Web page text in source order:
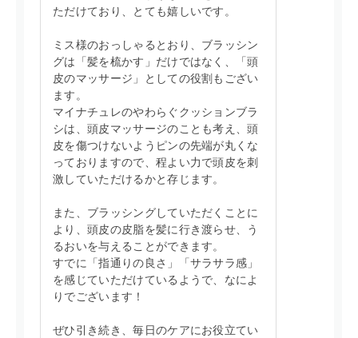
ただけており、とても嬉しいです。
ミス様のおっしゃるとおり、ブラッシン
グは「髪を梳かす」だけではなく、「頭
皮のマッサージ」としての役割もござい
ます。
マイナチュレのやわらぐクッションブラ
シは、頭皮マッサージのことも考え、頭
皮を傷つけないようピンの先端が丸くな
っておりますので、程よい力で頭皮を刺
激していただけるかと存じます。
また、ブラッシングしていただくことに
より、頭皮の皮脂を髪に行き渡らせ、う
るおいを与えることができます。
すでに「指通りの良さ」「サラサラ感」
を感じていただけているようで、なによ
りでございます！
ぜひ引き続き、毎日のケアにお役立てい